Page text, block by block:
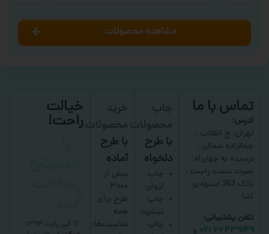
مشاهده محصولات
تماس با ما
آدرس:
تهران، خ انقلاب ،
جمالزاده شمالی ،
نرسیده به چهارراه
نصرت سمت راست ،
پلاک 263 استودیو
اشا
تلفن پشتیبانی:
۶۶۴۳۹۱۴۹ ۰۲۱
و
چاپ
محصولات
با طرح
دلخواه
چاپ
لیوان
چاپ
تیشرت
چاپ
خرید
محصولات
با طرح
آماده
بیش از
۳۰۰۰
طرح برای
همه
مناسبت‌ها؛
خیالت
راحت!